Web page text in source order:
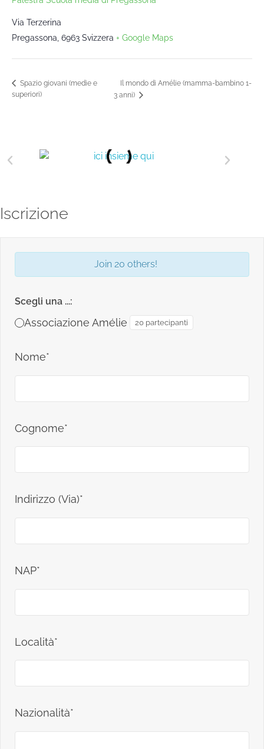
Via Terzerina
Pregassona 6963 Svizzera + Google Maps
Spazio giovani (medie e
superiori)
Il mondo di Amélie (mamma-bambino 1-
3 anni)
Iscrizione
Join 20 others!
Scegli una ...:
Associazione Amélie 20 partecipanti
Nome*
Cognome*
Indirizzo (Via)*
NAP*
Località*
Nazionalità*